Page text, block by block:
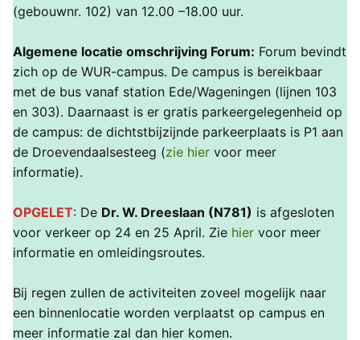
(gebouwnr. 102) van 12.00 –18.00 uur.
Algemene locatie omschrijving Forum: Forum bevindt
zich op de WUR-campus. De campus is bereikbaar
met de bus vanaf station Ede/Wageningen (lijnen 103
en 303). Daarnaast is er gratis parkeergelegenheid op
de campus: de dichtstbijzijnde parkeerplaats is P1 aan
de Droevendaalsesteeg (zie hier voor meer
informatie).
OPGELET: De Dr. W. Dreeslaan (N781) is afgesloten
voor verkeer op 24 en 25 April. Zie hier voor meer
informatie en omleidingsroutes.
Bij regen zullen de activiteiten zoveel mogelijk naar
een binnenlocatie worden verplaatst op campus en
meer informatie zal dan hier komen.